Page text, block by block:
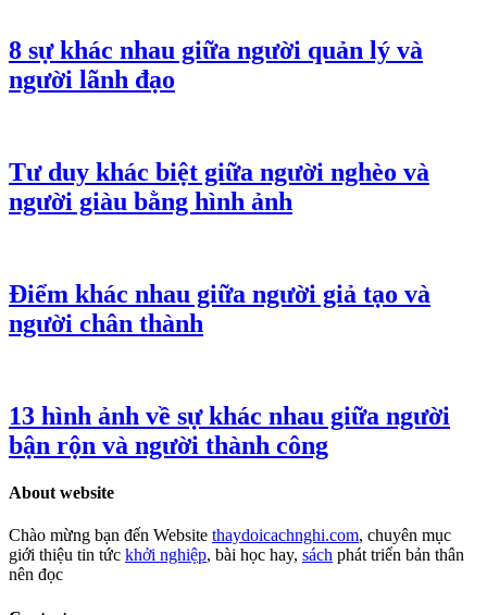
8 sự khác nhau giữa người quản lý và
người lãnh đạo
Tư duy khác biệt giữa người nghèo và
người giàu bằng hình ảnh
Điểm khác nhau giữa người giả tạo và
người chân thành
13 hình ảnh về sự khác nhau giữa người
bận rộn và người thành công
About website
Chào mừng bạn đến Website thaydoicachnghi.com, chuyên mục
giới thiệu tin tức khởi nghiệp, bài học hay, sách phát triển bản thân
nên đọc